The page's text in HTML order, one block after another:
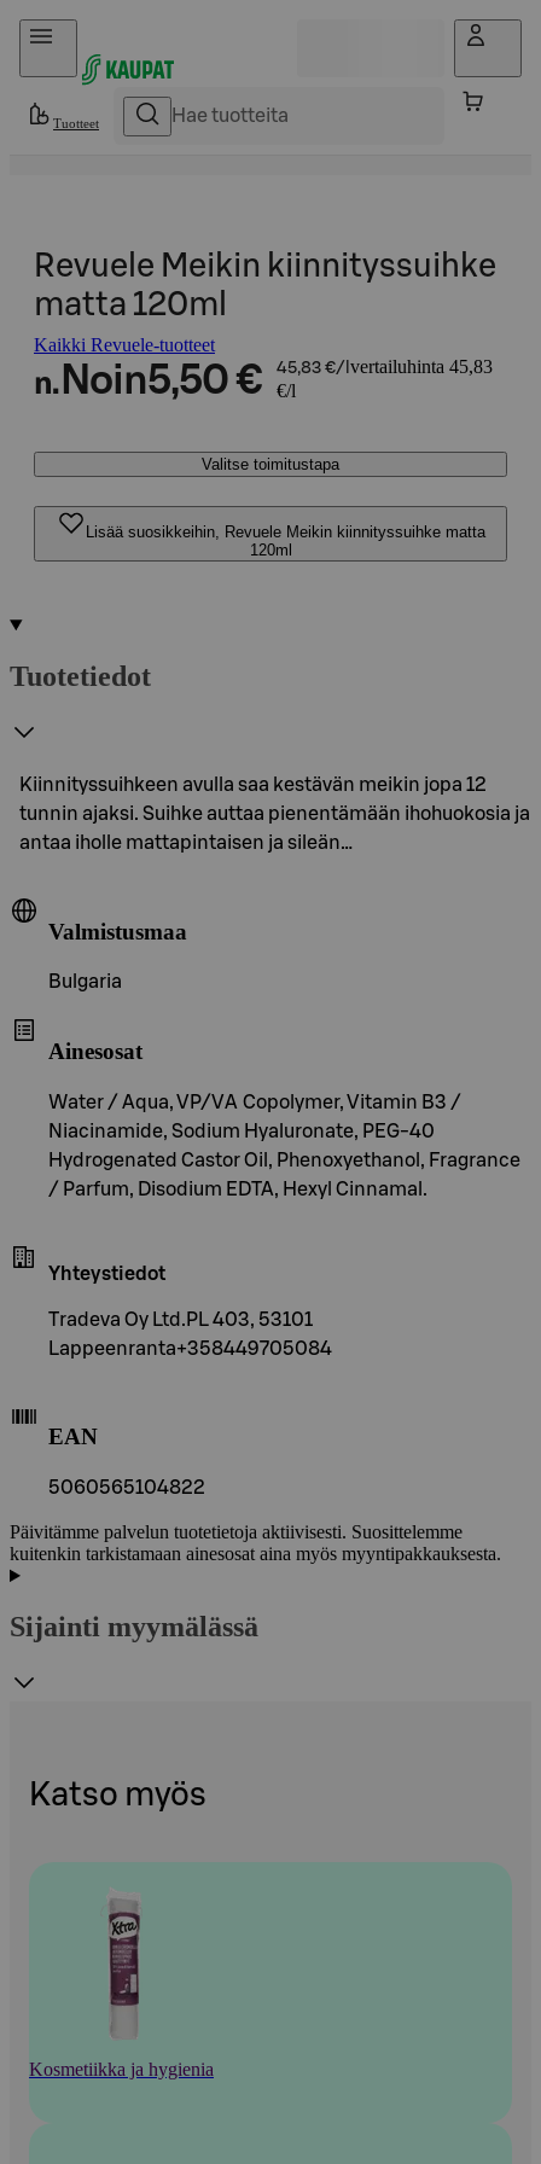
Hyppää sisältöön
Tuotteet
Revuele Meikin kiinnityssuihke
matta 120ml
Kaikki Revuele-tuotteet
n. Noin5,50 € 45,83 €/l vertailuhinta 45,83
€/l
Valitse toimitustapa
Lisää suosikkeihin, Revuele Meikin kiinnityssuihke matta
120ml
Tuotetiedot
Kiinnityssuihkeen avulla saa kestävän meikin jopa 12
tunnin ajaksi. Suihke auttaa pienentämään ihohuokosia ja
antaa iholle mattapintaisen ja sileän…
Valmistusmaa
Bulgaria
Ainesosat
Water / Aqua, VP/VA Copolymer, Vitamin B3 /
Niacinamide, Sodium Hyaluronate, PEG-40
Hydrogenated Castor Oil, Phenoxyethanol, Fragrance
/ Parfum, Disodium EDTA, Hexyl Cinnamal.
Yhteystiedot
Tradeva Oy Ltd.PL 403, 53101
Lappeenranta+358449705084
EAN
5060565104822
Päivitämme palvelun tuotetietoja aktiivisesti. Suosittelemme
kuitenkin tarkistamaan ainesosat aina myös myyntipakkauksesta.
Sijainti myymälässä
Katso myös
Kosmetiikka ja hygienia